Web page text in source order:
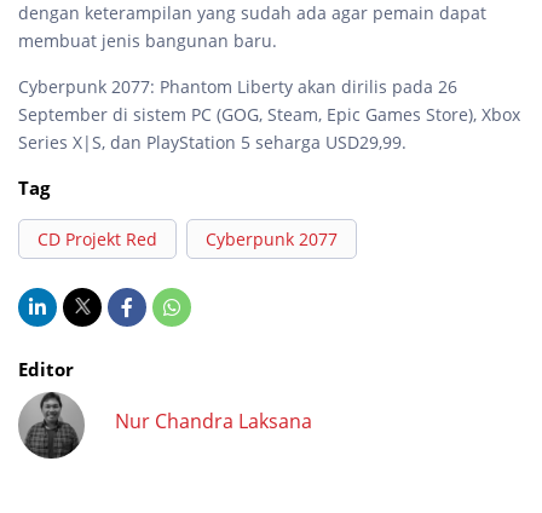
dengan keterampilan yang sudah ada agar pemain dapat
membuat jenis bangunan baru.
Cyberpunk 2077: Phantom Liberty akan dirilis pada 26
September di sistem PC (GOG, Steam, Epic Games Store), Xbox
Series X|S, dan PlayStation 5 seharga USD29,99.
Tag
CD Projekt Red Cyberpunk 2077
Editor
Nur Chandra Laksana